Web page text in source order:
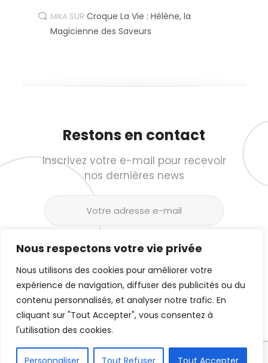
Nous respectons votre vie privée
Nous utilisons des cookies pour améliorer votre
expérience de navigation, diffuser des publicités ou du
contenu personnalisés, et analyser notre trafic. En
cliquant sur "Tout Accepter", vous consentez à
l'utilisation des cookies.
Personnaliser Tout Refuser Tout Accepter
MIKA SUR Croque La Vie : Hélène, la
Magicienne des Saveurs
Restons en contact
Inscrivez votre e-mail pour recevoir
nos dernières news
© 2026 - HELL HEAVEN DREAMS